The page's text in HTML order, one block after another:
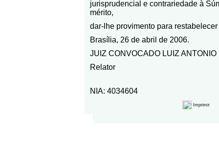
jurisprudencial e contrariedade à
mérito,
dar-lhe provimento para
Brasília, 26 de abril de 2006.
JUIZ CONVOCADO LUIZ ANTONIO
Relator
NIA: 4034604
Imprimir